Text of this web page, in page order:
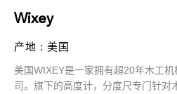
Wixey
产地 : 美国
美国WIXEY是一家拥有超20年木工
司。旗下的高度计，分度尺专门针对